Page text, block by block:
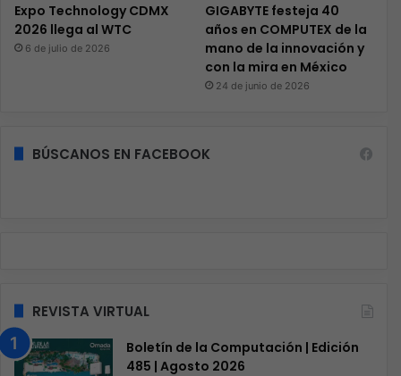
Expo Technology CDMX
2026 llega al WTC
6 de julio de 2026
GIGABYTE festeja 40
años en COMPUTEX de la
mano de la innovación y
con la mira en México
24 de junio de 2026
BÚSCANOS EN FACEBOOK
REVISTA VIRTUAL
Boletín de la Computación | Edición
485 | Agosto 2026